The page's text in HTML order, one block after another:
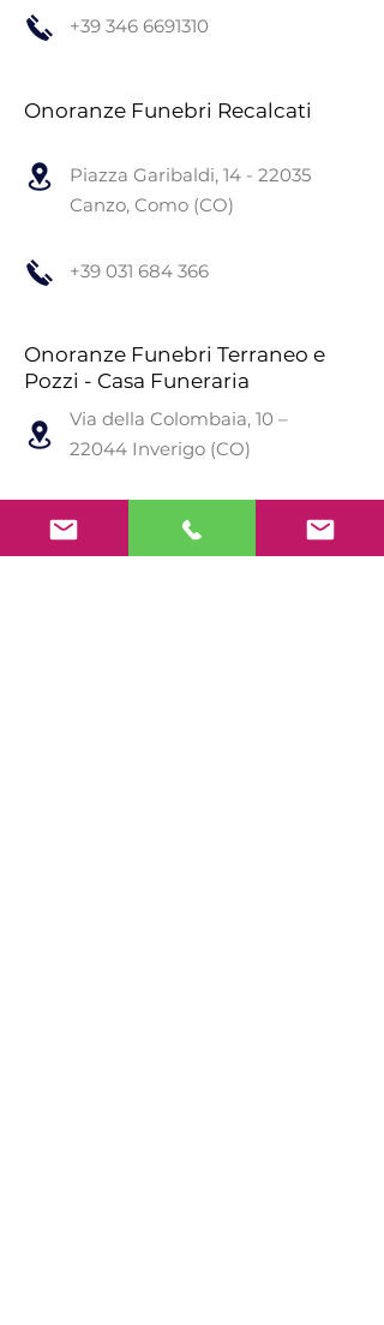
+39 346 6691310
Onoranze Funebri Recalcati
Piazza Garibaldi, 14 - 22035
Canzo, Como (CO)
+39 031 684 366
Onoranze Funebri Terraneo e
Pozzi - Casa Funeraria
Via della Colombaia, 10 –
22044 Inverigo (CO)